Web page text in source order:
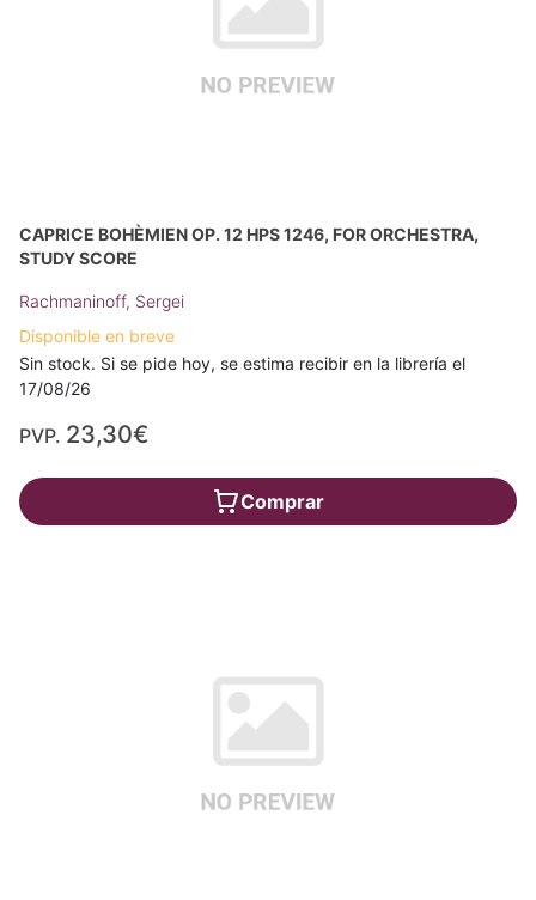
CAPRICE BOHÈMIEN OP. 12 HPS 1246, FOR ORCHESTRA,
STUDY SCORE
Rachmaninoff, Sergei
Disponible en breve
Sin stock. Si se pide hoy, se estima recibir en la librería el
17/08/26
PVP. 23,30€
Comprar